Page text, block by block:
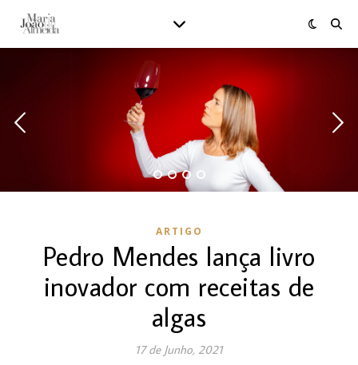
ARTIGO
Pedro Mendes lança livro
inovador com receitas de
algas
17 de Junho, 2021